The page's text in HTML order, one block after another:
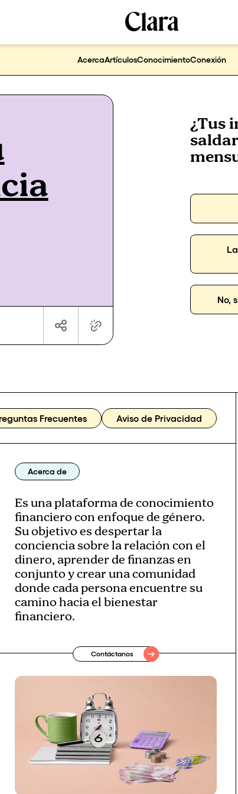
AcercaArtículosConocimientoConexión
¿Tus
No,
Frecuentes Aviso de Privacidad
Acerca de
Es una plataforma de conocimiento
financiero con enfoque de género.
Su objetivo es despertar la
conciencia sobre la relación con el
dinero, aprender de finanzas en
conjunto y crear una comunidad
donde cada persona encuentre su
camino hacia el bienestar
financiero.
Contáctanos